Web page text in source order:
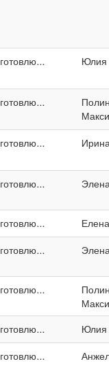
готовлю... Юлия
готовлю...
готовлю...
готовлю...
готовлю...
Елена
готовлю...
готовлю...
готовлю...
Юлия
готовлю...